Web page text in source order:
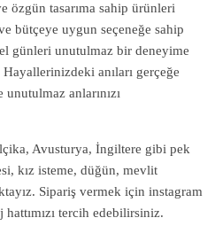
özgün tasarıma sahip ürünleri
bütçeye uygun seçeneğe sahip
günleri unutulmaz bir deneyime
anıları gerçeğe
anlarınızı
Avusturya, İngiltere gibi pek
kız isteme, düğün, mevlit
Sipariş vermek için instagram
hattımızı tercih edebilirsiniz.